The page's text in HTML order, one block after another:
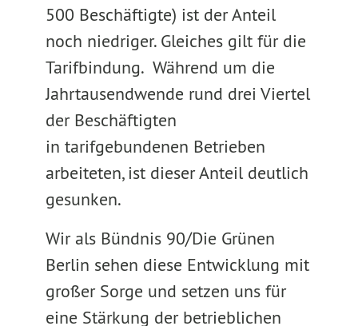
500 Beschäftigte) ist der Anteil
noch niedriger. Gleiches gilt für die
Tarifbindung. Während um die
Jahrtausendwende rund drei Viertel
der Beschäftigten
in tarifgebundenen Betrieben
arbeiteten, ist dieser Anteil deutlich
gesunken.
Wir als Bündnis 90/Die Grünen
Berlin sehen diese Entwicklung mit
großer Sorge und setzen uns für
eine Stärkung der betrieblichen